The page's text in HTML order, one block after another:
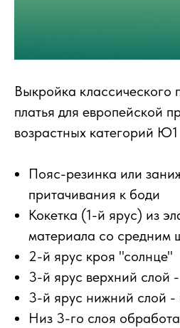
Выкройка классического
платья для европейской
возрастных категорий
Пояс-резинка или
притачивания к боди
Кокетка (1-й ярус) из
материала со средним
2-й ярус кроя "солнце"
3-й ярус верхний слой
3-й ярус нижний слой
Низ 3-го слоя